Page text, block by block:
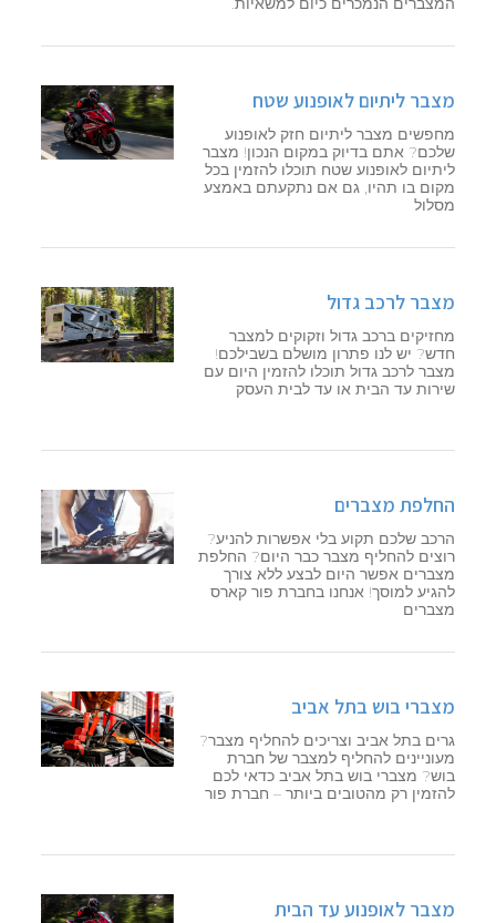
מצבר ליתיום לאופנוע שטח
מחפשים מצבר ליתיום חזק לאופנוע
שלכם? אתם בדיוק במקום הנכון! מצבר
ליתיום לאופנוע שטח תוכלו להזמין בכל
מקום בו תהיו, גם אם נתקעתם באמצע
מסלול
מצבר לרכב גדול
מחזיקים ברכב גדול וזקוקים למצבר
חדש? יש לנו פתרון מושלם בשבילכם!
מצבר לרכב גדול תוכלו להזמין היום עם
שירות עד הבית או עד לבית העסק
החלפת מצברים
הרכב שלכם תקוע בלי אפשרות להניע?
רוצים להחליף מצבר כבר היום? החלפת
מצברים אפשר היום לבצע ללא צורך
להגיע למוסך! אנחנו בחברת פור קארס
מצברים
מצברי בוש בתל אביב
גרים בתל אביב וצריכים להחליף מצבר?
מעוניינים להחליף למצבר של חברת
בוש? מצברי בוש בתל אביב כדאי לכם
להזמין רק מהטובים ביותר – חברת פור
מצבר לאופנוע עד הבית